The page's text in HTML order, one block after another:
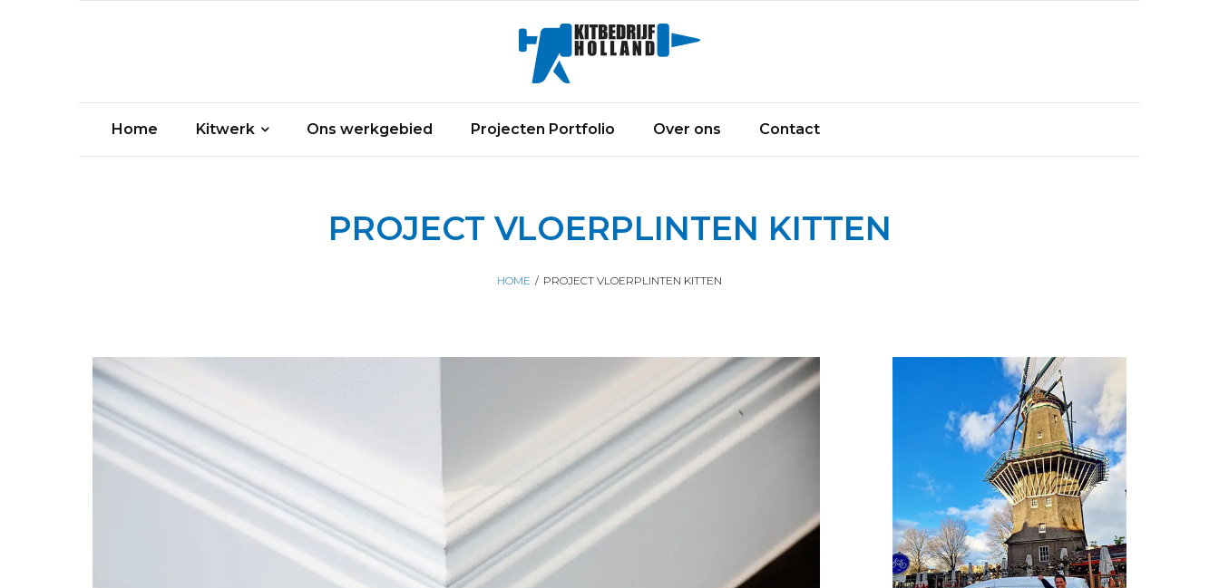
Home Kitwerk Ons werkgebied Projecten Portfolio Over ons Contact
PROJECT VLOERPLINTEN KITTEN
HOME / PROJECT VLOERPLINTEN KITTEN